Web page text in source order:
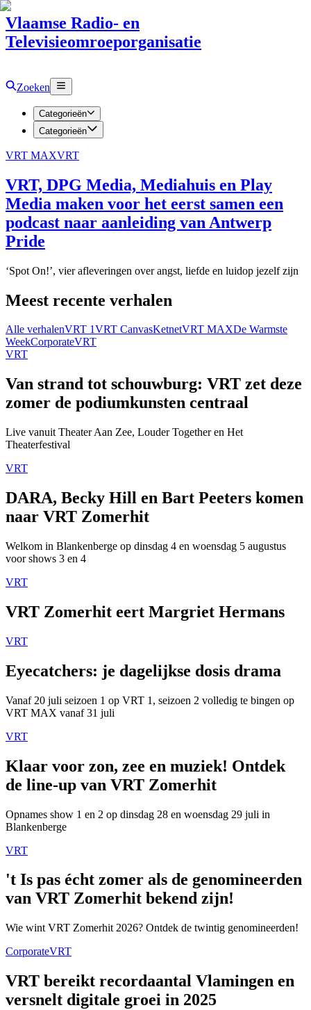
Vlaamse Radio- en
Televisieomroeporganisatie
Zoeken
Categorieën
Categorieën
VRT MAXVRT
VRT, DPG Media, Mediahuis en Play
Media maken voor het eerst samen een
podcast naar aanleiding van Antwerp
Pride
‘Spot On!’, vier afleveringen over angst, liefde en luidop jezelf zijn
Meest recente verhalen
Alle verhalenVRT 1VRT CanvasKetnetVRT MAXDe Warmste
WeekCorporateVRT
VRT
Van strand tot schouwburg: VRT zet deze
zomer de podiumkunsten centraal
Live vanuit Theater Aan Zee, Louder Together en Het
Theaterfestival
VRT
DARA, Becky Hill en Bart Peeters komen
naar VRT Zomerhit
Welkom in Blankenberge op dinsdag 4 en woensdag 5 augustus
voor shows 3 en 4
VRT
VRT Zomerhit eert Margriet Hermans
VRT
Eyecatchers: je dagelijkse dosis drama
Vanaf 20 juli seizoen 1 op VRT 1, seizoen 2 volledig te bingen op
VRT MAX vanaf 31 juli
VRT
Klaar voor zon, zee en muziek! Ontdek
de line-up van VRT Zomerhit
Opnames show 1 en 2 op dinsdag 28 en woensdag 29 juli in
Blankenberge
VRT
't Is pas écht zomer als de genomineerden
van VRT Zomerhit bekend zijn!
Wie wint VRT Zomerhit 2026? Ontdek de twintig genomineerden!
CorporateVRT
VRT bereikt recordaantal Vlamingen en
versnelt digitale groei in 2025